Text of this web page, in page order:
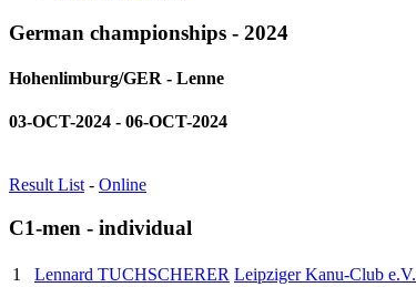
German championships - 2024
Hohenlimburg/GER - Lenne
03-OCT-2024 - 06-OCT-2024
Result List- Online
C1-men - individual
1 Lennard TUCHSCHERER Leipziger Kanu-Club e.V.